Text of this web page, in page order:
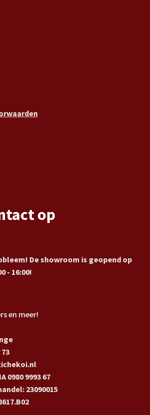
op
De showroom is geopend op
- 16:00!
en meer!
0980 9993 67
23090015